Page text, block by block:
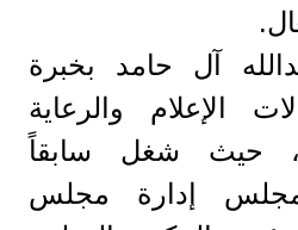
آل حامد بخبرة
الإعلام والرعاية
حيث شغل سابقاً
إدارة مجلس